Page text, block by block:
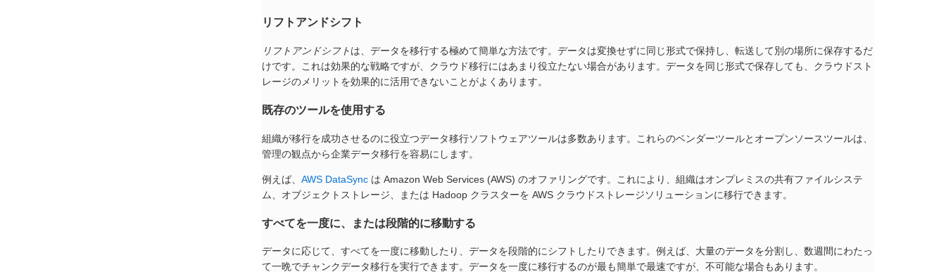
リフトアンドシフト
リフトアンドシフトは、データを移行する極めて簡単な方法です。データは変換せずに同じ形式で保持し、転送して別の場所に保存するだ
けです。これは効果的な戦略ですが、クラウド移行にはあまり役立たない場合があります。データを同じ形式で保存しても、クラウドスト
レージのメリットを効果的に活用できないことがよくあります。
既存のツールを使用する
組織が移行を成功させるのに役立つデータ移行ソフトウェアツールは多数あります。これらのベンダーツールとオープンソースツールは、
管理の観点から企業データ移行を容易にします。
例えば、 AWS DataSync は Amazon Web Services (AWS) のオファリングです。これにより、組織はオンプレミスの共有ファイルシステ
ム、オブジェクトストレージ、または Hadoop クラスターを AWS クラウドストレージソリューションに移行できます。
すべてを一度に、または段階的に移動する
データに応じて、すべてを一度に移動したり、データを段階的にシフトしたりできます。例えば、大量のデータを分割し、数週間にわたっ
て一晩でチャンクデータ移行を実行できます。データを一度に移行するのが最も簡単で最速ですが、不可能な場合もあります。